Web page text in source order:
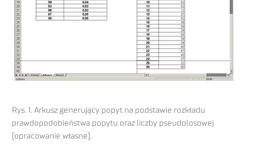
Rys. 1. Arkusz generujący popyt na podstawie rozkładu
prawdopodobieństwa popytu oraz liczby pseudolosowej
(opracowanie własne).